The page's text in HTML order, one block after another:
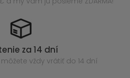
za 14 dní
vždy vrátiť do 14 dní